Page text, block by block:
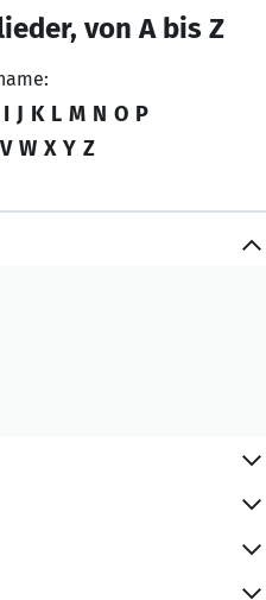
von A bis Z
I J K L M N O P
V W X Y Z